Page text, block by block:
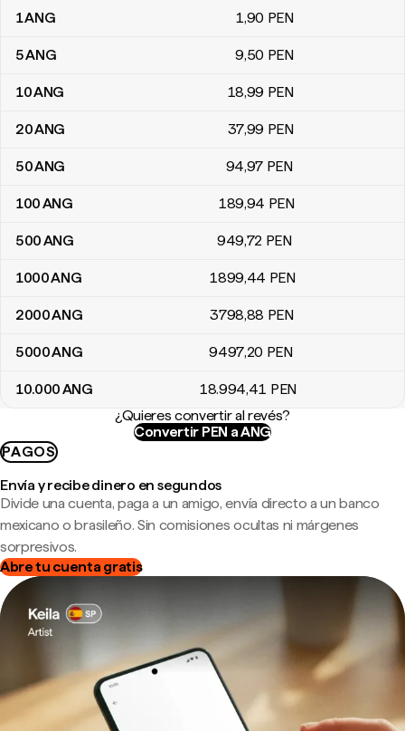
Tabla de conversión de florines antillanos a soles peruanos
1ANG 1,90 PEN
5ANG 9,50 PEN
10ANG 18,99 PEN
20ANG 37,99 PEN
50ANG 94,97 PEN
100ANG 189,94 PEN
500ANG 949,72 PEN
1000ANG 1899,44 PEN
2000ANG 3798,88 PEN
5000ANG 9497,20 PEN
10.000ANG 18.994,41 PEN
¿Quieres convertir al revés?
Convertir PEN a ANG
PAGOS
Envía y recibe dinero en segundos
Divide una cuenta, paga a un amigo, envía directo a un banco
mexicano o brasileño. Sin comisiones ocultas ni márgenes
sorpresivos.
Abre tu cuenta gratis